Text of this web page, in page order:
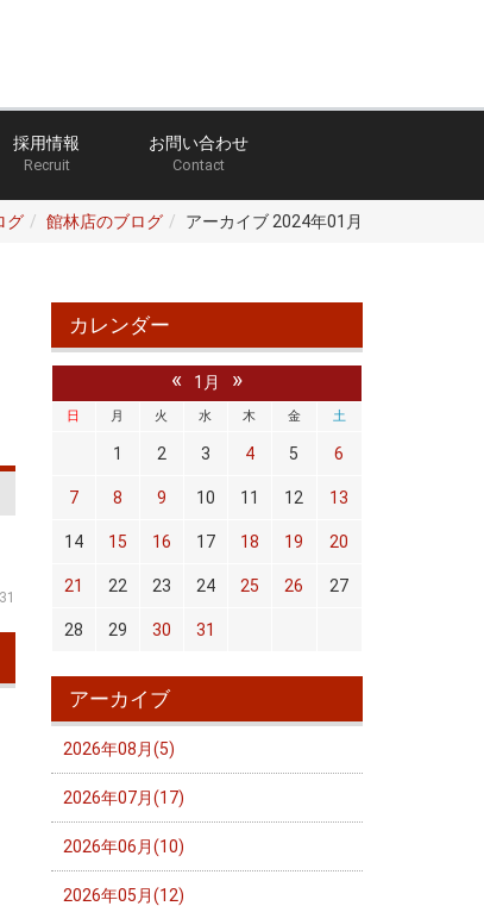
採用情報
Recruit
お問い合わせ
Contact
グ 館林店のブログ アーカイブ 2024年01月
カレンダー
« 1月 »
日 月 火 水 木 金 土
1 2 3 4 5 6
7 8 9 10 11 12 13
14 15 16 17 18 19 20
21 22 23 24 25 26 27
28 29 30 31
アーカイブ
2026年08月(5)
2026年07月(17)
2026年06月(10)
2026年05月(12)